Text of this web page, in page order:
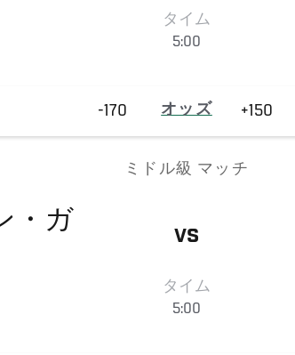
タイム
5:00
-170 オッズ +150
ミドル級 マッチ
・ガ
VS
タイム
5:00